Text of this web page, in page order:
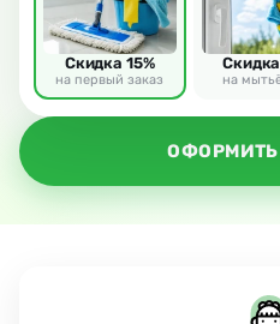
ОФОРМИТЬ
Скидка 15%
на первый заказ на